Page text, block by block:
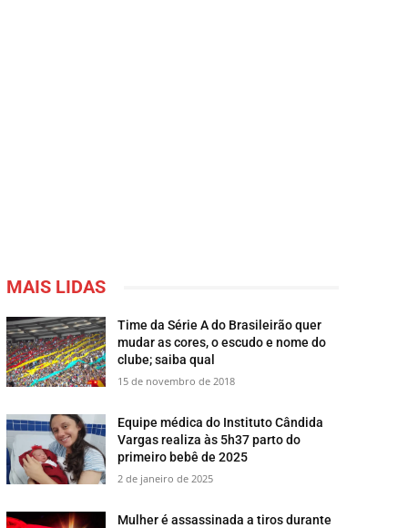
MAIS LIDAS
Time da Série A do Brasileirão quer
mudar as cores, o escudo e nome do
clube; saiba qual
15 de novembro de 2018
Equipe médica do Instituto Cândida
Vargas realiza às 5h37 parto do
primeiro bebê de 2025
2 de janeiro de 2025
Mulher é assassinada a tiros durante